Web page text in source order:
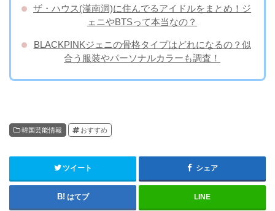
ザ・ハウス(漢南洞)に住んでるアイドルをまとめ！ジ
ェニやBTSって本当なの？
BLACKPINKジェニの骨格タイプはどれになるの？似
合う服装やパーソナルカラーも調査！
韓国芸能情報 おすすめ
ツイート シェア
はてブ LINE